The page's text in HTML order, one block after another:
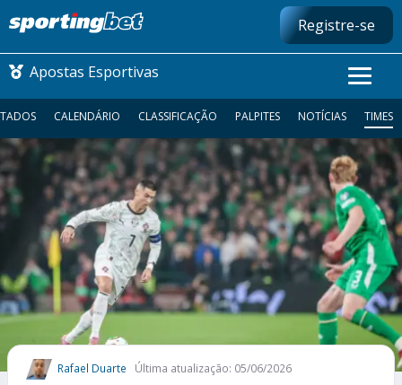
Registre-se
Apostas Esportivas
CONMEBOL LIBERTADORES
FUTEBOL NACIONAL
FUTEBOL INTERNACIONAL
COMO APOSTAR
MAIS ESPORTES
CALENDÁRIO CLASSIFICAÇÃO PALPITES NOTÍCIAS TIMES
Rafael Duarte Última atualização: 05/06/2026